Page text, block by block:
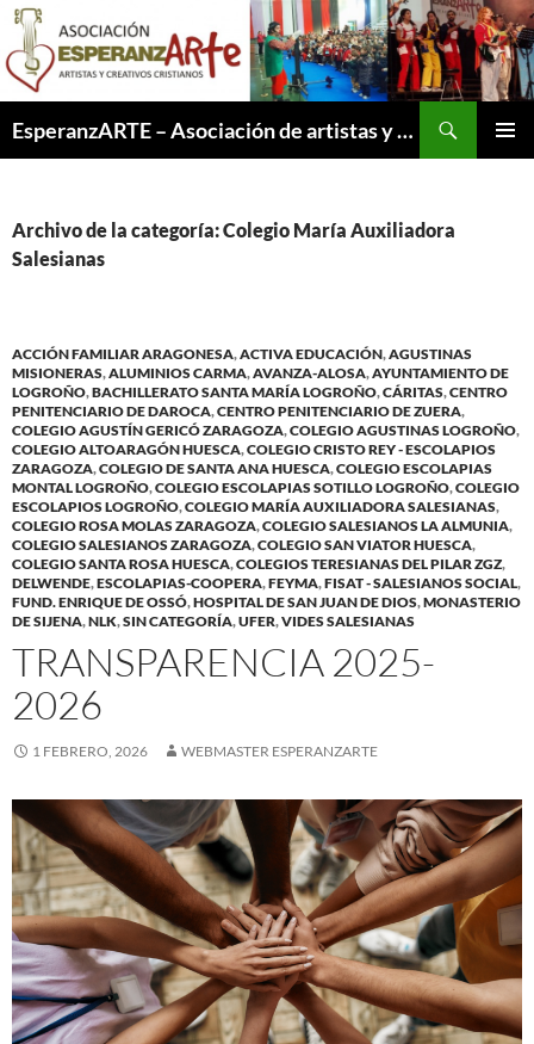
Saltar
contenido
EsperanzARTE – Asociación de artistas y creativos cristianos
Archivo de la categoría: Colegio María Auxiliadora
Salesianas
ACCIÓN FAMILIAR ARAGONESA,ACTIVA EDUCACIÓN,AGUSTINAS
MISIONERAS,ALUMINIOS CARMA,AVANZA-ALOSA,AYUNTAMIENTO DE
LOGROÑO,BACHILLERATO SANTA MARÍA LOGROÑO,CÁRITAS,CENTRO
PENITENCIARIO DE DAROCA,CENTRO PENITENCIARIO DE ZUERA,
COLEGIO AGUSTÍN GERICÓ ZARAGOZA,COLEGIO AGUSTINAS LOGROÑO,
COLEGIO ALTOARAGÓN HUESCA,COLEGIO CRISTO REY - ESCOLAPIOS
ZARAGOZA,COLEGIO DE SANTA ANA HUESCA,COLEGIO ESCOLAPIAS
MONTAL LOGROÑO,COLEGIO ESCOLAPIAS SOTILLO LOGROÑO,COLEGIO
ESCOLAPIOS LOGROÑO,COLEGIO MARÍA AUXILIADORA SALESIANAS,
COLEGIO ROSA MOLAS ZARAGOZA,COLEGIO SALESIANOS LA ALMUNIA,
COLEGIO SALESIANOS ZARAGOZA,COLEGIO SAN VIATOR HUESCA,
COLEGIO SANTA ROSA HUESCA,COLEGIOS TERESIANAS DEL PILAR ZGZ,
DELWENDE,ESCOLAPIAS-COOPERA,FEYMA,FISAT - SALESIANOS SOCIAL,
FUND. ENRIQUE DE OSSÓ,HOSPITAL DE SAN JUAN DE DIOS,MONASTERIO
DE SIJENA,NLK,SIN CATEGORÍA,UFER,VIDES SALESIANAS
TRANSPARENCIA 2025-
2026
1 FEBRERO, 2026 WEBMASTER ESPERANZARTE